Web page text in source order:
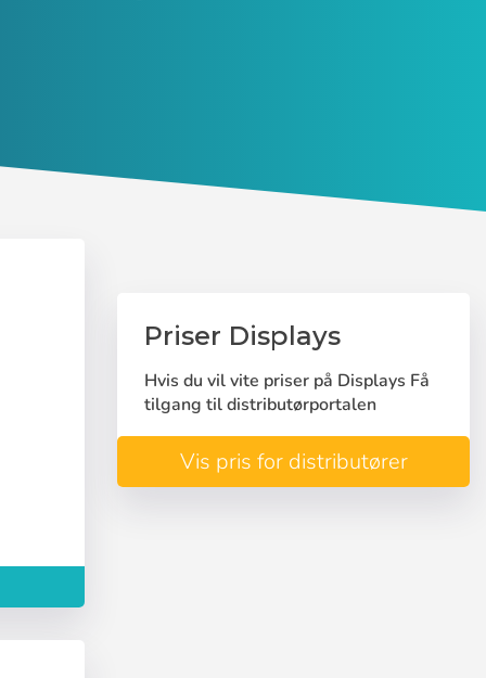
Priser Displays
Hvis du vil vite priser på Displays Få
tilgang til distributørportalen
Vis pris for distributører